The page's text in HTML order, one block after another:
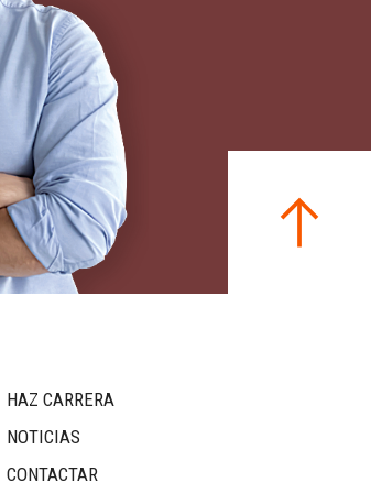
HAZ CARRERA
NOTICIAS
CONTACTAR